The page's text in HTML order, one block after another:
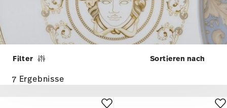
Filter
7 Ergebnisse